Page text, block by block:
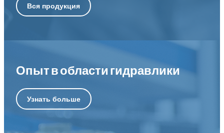
Вся продукция
Опыт в области гидравлики
Узнать больше